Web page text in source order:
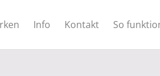
Info Kontakt So